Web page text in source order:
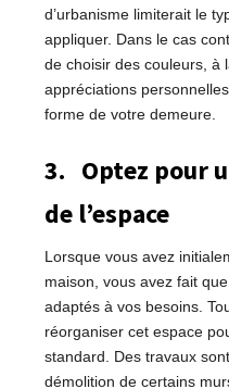
d’urbanisme limiterait le
appliquer. Dans le cas
de choisir des couleurs, à
appréciations
forme de votre demeure.
3. Optez pour
de l’espace
Lorsque vous avez
maison, vous avez fait
adaptés à vos besoins.
réorganiser cet espace
standard. Des travaux
démolition de certains